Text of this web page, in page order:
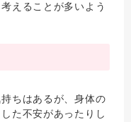
えることが多いよう
ちはあるが、身体の
た不安があったりし